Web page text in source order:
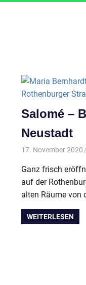
Salomé –
Neustadt
17. November 2020
Ganz frisch
auf der
alten Räume von
WEITERLESEN